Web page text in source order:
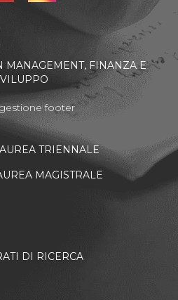
MANAGEMENT, FINANZA E
footer
TRIENNALE
MAGISTRALE
DI RICERCA